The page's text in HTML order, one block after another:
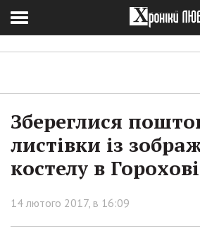
Збереглися
листівки із
костелу в
14 лютого 2017, в 16:09